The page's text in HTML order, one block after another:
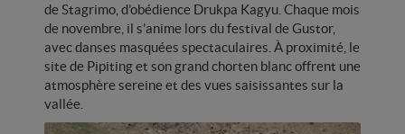
de Stagrimo, d’obédience Drukpa Kagyu. Chaque mois
de novembre, il s’anime lors du festival de Gustor,
avec danses masquées spectaculaires. À proximité, le
site de Pipiting et son grand chorten blanc offrent une
atmosphère sereine et des vues saisissantes sur la
vallée.